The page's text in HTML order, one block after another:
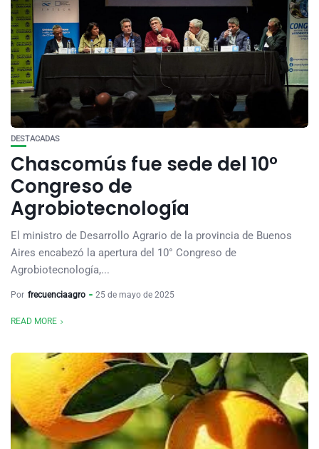
DESTACADAS
Chascomús fue sede del 10°
Congreso de
Agrobiotecnología
El ministro de Desarrollo Agrario de la provincia de Buenos
Aires encabezó la apertura del 10° Congreso de
Agrobiotecnología,...
Por frecuenciaagro 25 de mayo de 2025
READ MORE